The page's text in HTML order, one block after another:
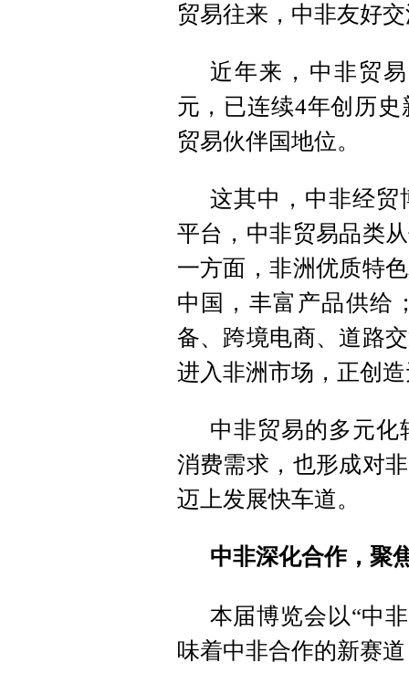
贸易往来，中非友好
近年来，中非贸
元，已连续4年创历
贸易伙伴国地位。
这其中，中非经贸
平台，中非贸易品类
一方面，非洲优质特
中国，丰富产品供给
备、跨境电商、道路
进入非洲市场，正创
中非贸易的多元
消费需求，也形成对
迈上发展快车道。
中非深化合作，聚
本届博览会以“中
味着中非合作的新赛